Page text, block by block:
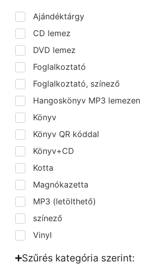
Ajándéktárgy
CD lemez
DVD lemez
Foglalkoztató
Foglalkoztató, színező
Hangoskönyv MP3 lemezen
Könyv
Könyv QR kóddal
Könyv+CD
Kotta
Magnókazetta
MP3 (letölthető)
színező
Vinyl
Szűrés kategória szerint: